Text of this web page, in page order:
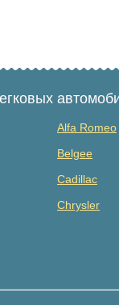
Alfa Romeo
Belgee
Cadillac
Chrysler